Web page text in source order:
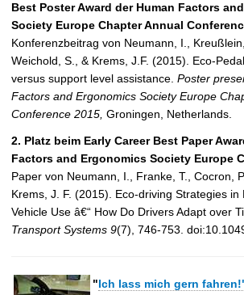
Best Poster Award der Human Factors
Society Europe Chapter Annual
Konferenzbeitrag von Neumann, I.,
Weichold, S., & Krems, J.F. (2015). Eco-
versus support level assistance. Poster
Factors and Ergonomics Society Europe
Conference 2015, Groningen, Netherlands.
2. Platz beim Early Career Best Paper
Factors and Ergonomics Society Europe
Paper von Neumann, I., Franke, T., Cocron,
Krems, J. F. (2015). Eco-driving Strategies in
Vehicle Use â€“ How Do Drivers Adapt over
Transport Systems 9(7), 746-753.
"Ich lass mich gern